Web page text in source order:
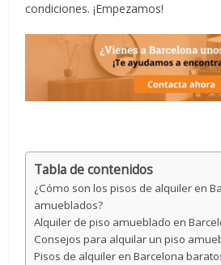
condiciones. ¡Empezamos!
Tabla de contenidos
¿Cómo son los pisos de alquiler en
amueblados?
Alquiler de piso amueblado en
Consejos para alquilar un piso
Pisos de alquiler en Barcelona